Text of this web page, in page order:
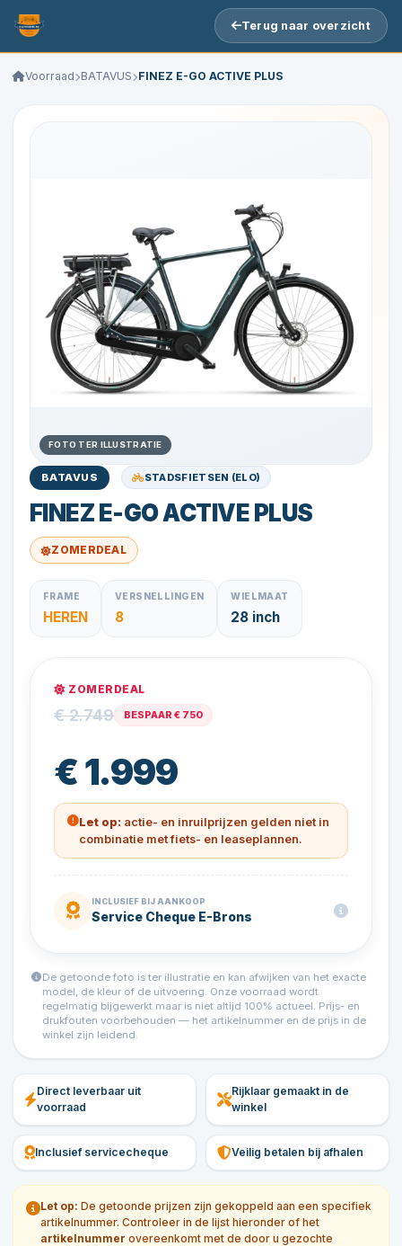
Terug naar overzicht
Voorraad BATAVUS FINEZ E-GO ACTIVE PLUS
FOTO TER ILLUSTRATIE
BATAVUS STADSFIETSEN (ELO)
FINEZ E-GO ACTIVE PLUS
ZOMERDEAL
FRAME
HEREN
VERSNELLINGEN
8
WIELMAAT
28 inch
ZOMERDEAL
€ 2.749 BESPAAR € 750
€ 1.999
Let op: actie- en inruilprijzen gelden niet in
combinatie met fiets- en leaseplannen.
INCLUSIEF BIJ AANKOOP
Service Cheque E-Brons
De getoonde foto is ter illustratie en kan afwijken van het exacte
model, de kleur of de uitvoering. Onze voorraad wordt
regelmatig bijgewerkt maar is niet altijd 100% actueel. Prijs- en
drukfouten voorbehouden — het artikelnummer en de prijs in de
winkel zijn leidend.
Direct leverbaar uit
voorraad
Rijklaar gemaakt in de
winkel
Inclusief servicecheque Veilig betalen bij afhalen
Let op: De getoonde prijzen zijn gekoppeld aan een specifiek
artikelnummer. Controleer in de lijst hieronder of het
artikelnummer overeenkomt met de door u gezochte